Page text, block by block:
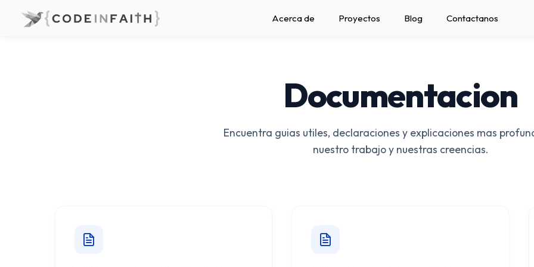
Acerca de Proyectos Blog Contactanos
Documentacion
Encuentra guias utiles, declaraciones y explicaciones mas
nuestro trabajo y nuestras creencias.